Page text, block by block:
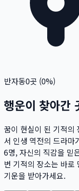
반자동0곳 (0%)
행운이 찾아간
꿈이 현실이 된 기적의
서 인생 역전의 드라마
6명, 자신의 직감을 믿
번 기적의 장소는 바로
기운을 받아가세요.